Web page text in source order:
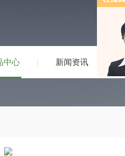
中心 新闻资讯